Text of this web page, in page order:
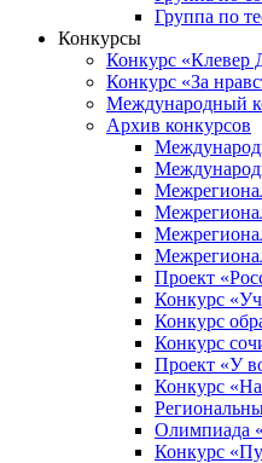
Группа по
Конкурсы
Конкурс «Клевер
Конкурс «За
Международный
Архив конкурсов
Проект
Конкурс
Конкурс
Конкурс
Проект «У
Конкурс
Олимпиада
Конкурс